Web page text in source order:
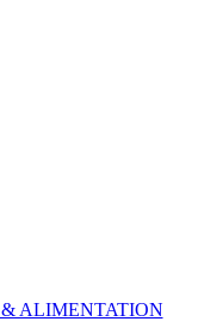
ALIMENTATION